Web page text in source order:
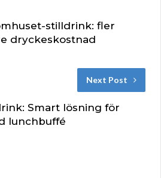
stilldrink: fler
dryckeskostnad
Next Post
Smart lösning för
lunchbuffé